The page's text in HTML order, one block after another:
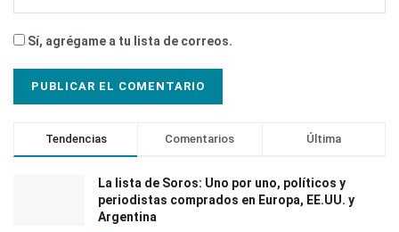
Sí, agrégame a tu lista de correos.
Tendencias Comentarios Última
La lista de Soros: Uno por uno, políticos y
periodistas comprados en Europa, EE.UU. y
Argentina